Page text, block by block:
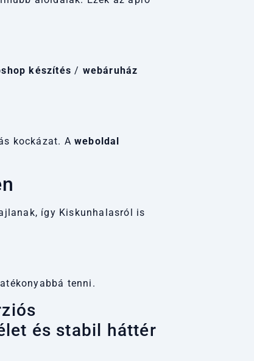
készítés / webáruház
kockázat. A weboldal
így Kiskunhalasról is
tenni.
és stabil háttér